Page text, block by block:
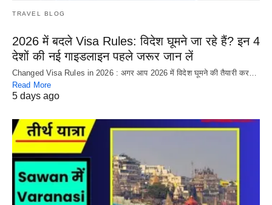
TRAVEL BLOG
2026 में बदले Visa Rules: विदेश घूमने जा रहे हैं? इन 4
देशों की नई गाइडलाइन पहले जरूर जान लें
Changed Visa Rules in 2026 : अगर आप 2026 में विदेश घूमने की तैयारी कर…
Read More
5 days ago